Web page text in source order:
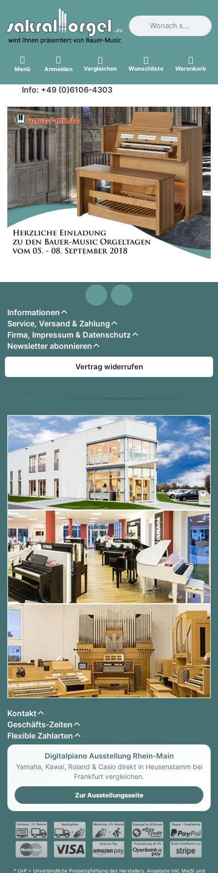
Geben Sie einen
Menü Anmelden Vergleichen Wunschliste Warenkorb
Info: +49 (0)6106-4303
Informationen
Service, Versand & Zahlung
Firma, Impressum & Datenschutz
Newsletter abonnieren
Vertrag widerrufen
Kontakt
Geschäfts-Zeiten
Flexible Zahlarten
Digitalpiano Ausstellung Rhein-Main
Yamaha, Kawai, Roland & Casio direkt in Heusenstamm bei
Frankfurt vergleichen.
Zur Ausstellungsseite
* UvP = Unverbindliche Preisempfehlung des Herstellers. Angebote inkl. MwSt und